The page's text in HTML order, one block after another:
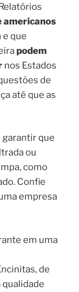
americanos
e que
podem
nos Estados
de
até que as
garantir que
ou
como
Confie
empresa
em uma
de
qualidade